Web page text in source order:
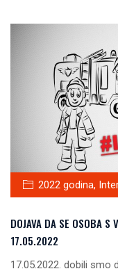
2022 godina,
DOJAVA DA SE OSOBA S
17.05.2022
17.05.2022. dobili smo